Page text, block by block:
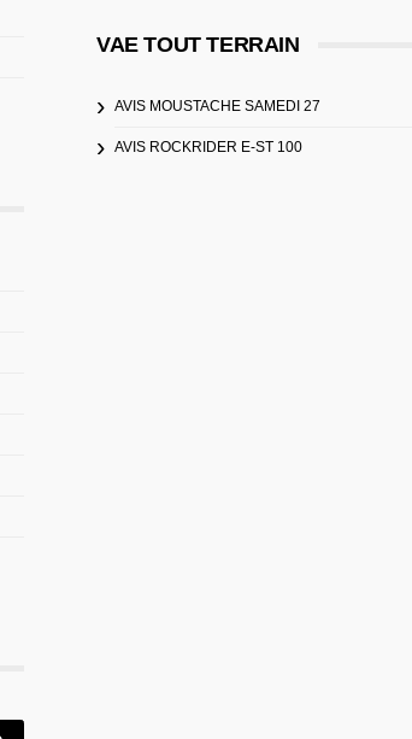
VAE TOUT TERRAIN
AVIS MOUSTACHE SAMEDI 27
AVIS ROCKRIDER E-ST 100